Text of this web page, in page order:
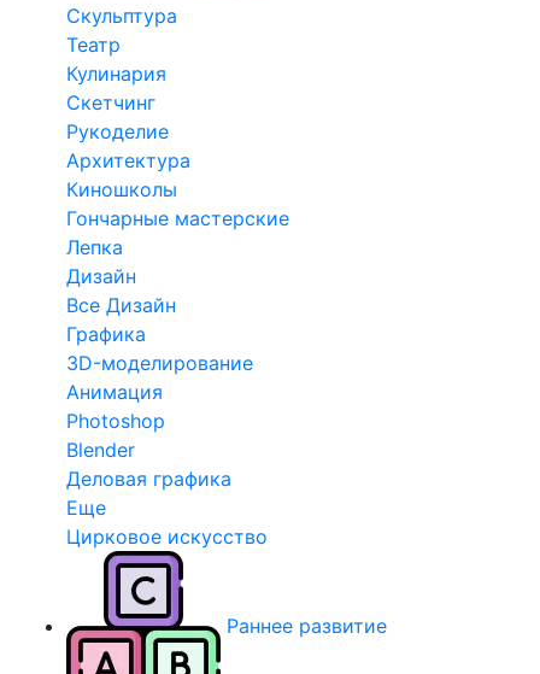
Скульптура
Театр
Кулинария
Скетчинг
Рукоделие
Архитектура
Киношколы
Гончарные мастерские
Лепка
Дизайн
Все Дизайн
Графика
3D-моделирование
Анимация
Photoshop
Blender
Деловая графика
Еще
Цирковое искусство
Раннее развитие